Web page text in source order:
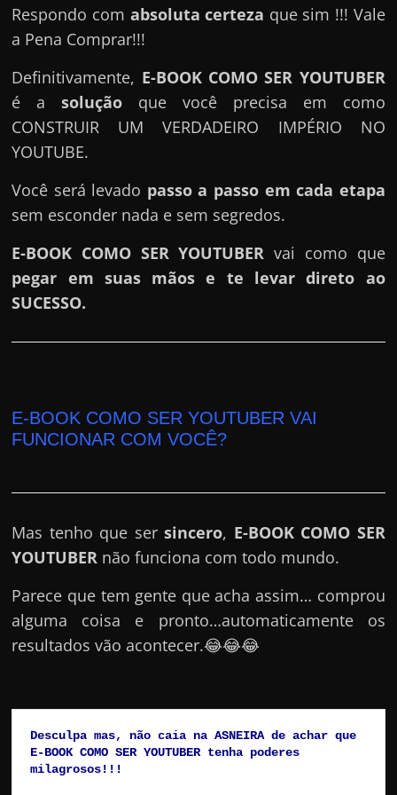
r
n
e
t
?
M
s
c
o
m
o
Respondo com absoluta certeza que sim !!! Vale
a Pena Comprar!!!
Definitivamente, E-BOOK COMO SER YOUTUBER
é asolução que você precisa em como
CONSTRUIR UM VERDADEIRO IMPÉRIO NO
YOUTUBE.
Você será levado passo a passo em cada etapa
sem esconder nada e sem segredos.
E-BOOK COMO SER YOUTUBER vai como que
pegar em suas mãos e te levar direto ao
SUCESSO.
E-BOOK COMO SER YOUTUBER VAI
FUNCIONAR COM VOCÊ?
Mas tenho que sersincero, E-BOOK COMO SER
YOUTUBER não funciona com todo mundo.
Parece que tem gente que acha assim… comprou
alguma coisa e pronto…automaticamente os
resultados vão acontecer.😂😂😂
Desculpa mas, não caia na ASNEIRA de achar que
E-BOOK COMO SER YOUTUBER tenha poderes
milagrosos!!!